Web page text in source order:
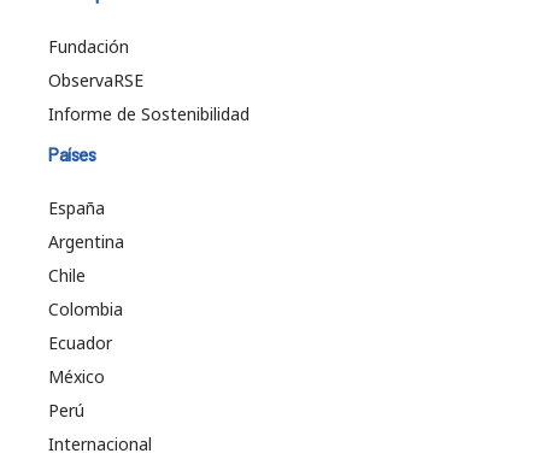
Fundación
ObservaRSE
Informe de Sostenibilidad
Países
España
Argentina
Chile
Colombia
Ecuador
México
Perú
Internacional